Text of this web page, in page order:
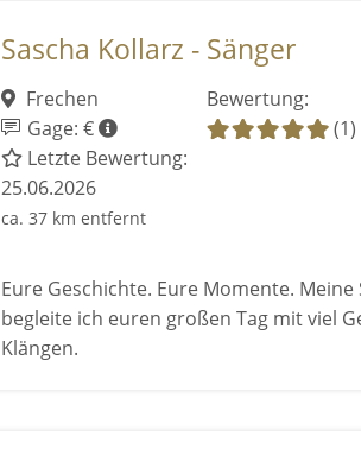
Sascha Kollarz - Sänger
Frechen
Gage: €
Letzte Bewertung:
25.06.2026
ca. 37 km entfernt
Bewertung:
(1)
Eure Geschichte. Eure Momente.
begleite ich euren großen Tag mit viel
Klängen.